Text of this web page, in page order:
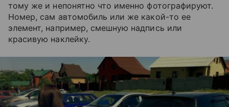
тому же и непонятно что именно фотографируют.
Номер, сам автомобиль или же какой-то ее
элемент, например, смешную надпись или
красивую наклейку.